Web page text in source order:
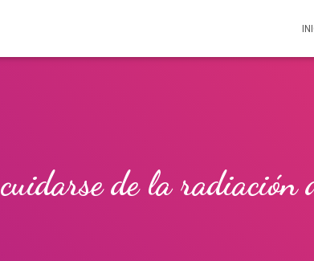
cuidarse de la radiación